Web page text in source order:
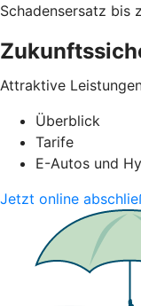
Schadensersatz bis
Attraktive
Überblick
Tarife
E-Autos und
Jetzt online